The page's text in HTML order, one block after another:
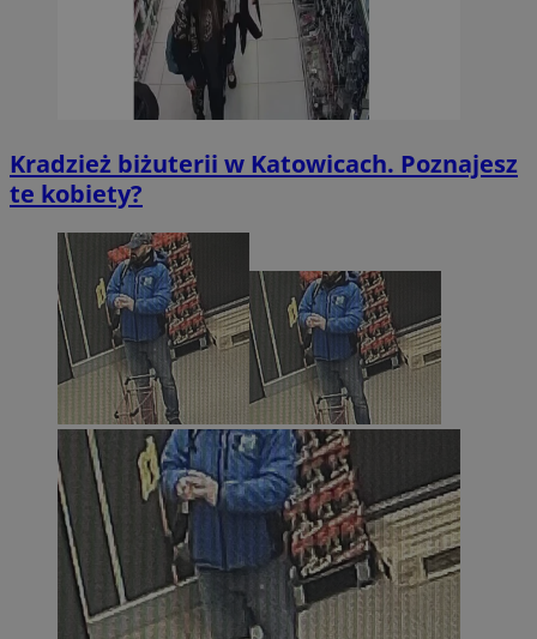
Kradzież biżuterii w Katowicach. Poznajesz
te kobiety?